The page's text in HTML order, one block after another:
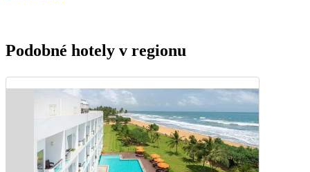
Podobné hotely v regionu